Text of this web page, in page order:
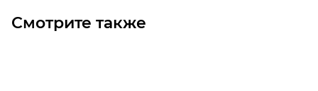
Смотрите также